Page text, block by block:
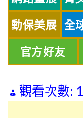
動保美展 全
官方好友
觀看次數: